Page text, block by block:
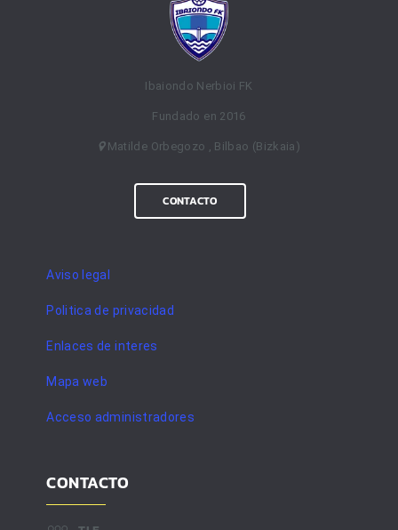
Ibaiondo Nerbioi FK
Fundado en 2016
Matilde Orbegozo , Bilbao (Bizkaia)
CONTACTO
Aviso legal
Politica de privacidad
Enlaces de interes
Mapa web
Acceso administradores
CONTACTO